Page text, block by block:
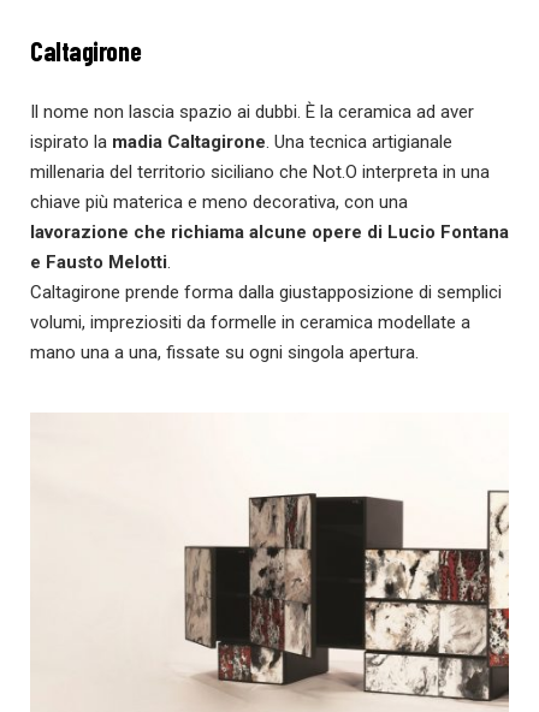
Caltagirone
Il nome non lascia spazio ai dubbi. È la ceramica ad aver
ispirato la madia Caltagirone. Una tecnica artigianale
millenaria del territorio siciliano che Not.O interpreta in una
chiave più materica e meno decorativa, con una
lavorazione che richiama alcune opere di Lucio Fontana
e Fausto Melotti.
Caltagirone prende forma dalla giustapposizione di semplici
volumi, impreziositi da formelle in ceramica modellate a
mano una a una, fissate su ogni singola apertura.